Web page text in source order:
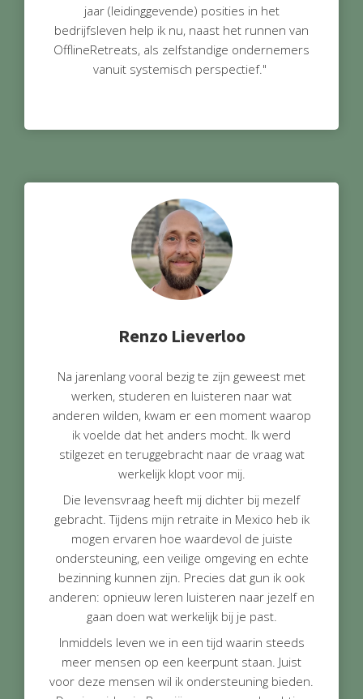
jaar (leidinggevende) posities in het
bedrijfsleven help ik nu, naast het runnen van
OfflineRetreats, als zelfstandige ondernemers
vanuit systemisch perspectief."
Renzo Lieverloo
Na jarenlang vooral bezig te zijn geweest met
werken, studeren en luisteren naar wat
anderen wilden, kwam er een moment waarop
ik voelde dat het anders mocht. Ik werd
stilgezet en teruggebracht naar de vraag wat
werkelijk klopt voor mij.
Die levensvraag heeft mij dichter bij mezelf
gebracht. Tijdens mijn retraite in Mexico heb ik
mogen ervaren hoe waardevol de juiste
ondersteuning, een veilige omgeving en echte
bezinning kunnen zijn. Precies dat gun ik ook
anderen: opnieuw leren luisteren naar jezelf en
gaan doen wat werkelijk bij je past.
Inmiddels leven we in een tijd waarin steeds
meer mensen op een keerpunt staan. Juist
voor deze mensen wil ik ondersteuning bieden.